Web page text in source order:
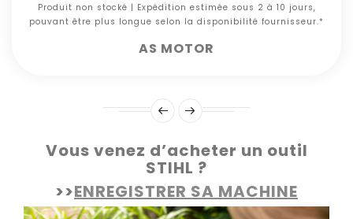
Produit non stocké | Expédition estimée sous 2 à 10 jours,
pouvant être plus longue selon la disponibilité fournisseur.*
AS MOTOR
Vous venez d’acheter un outil
STIHL ?
>>ENREGISTRER SA MACHINE